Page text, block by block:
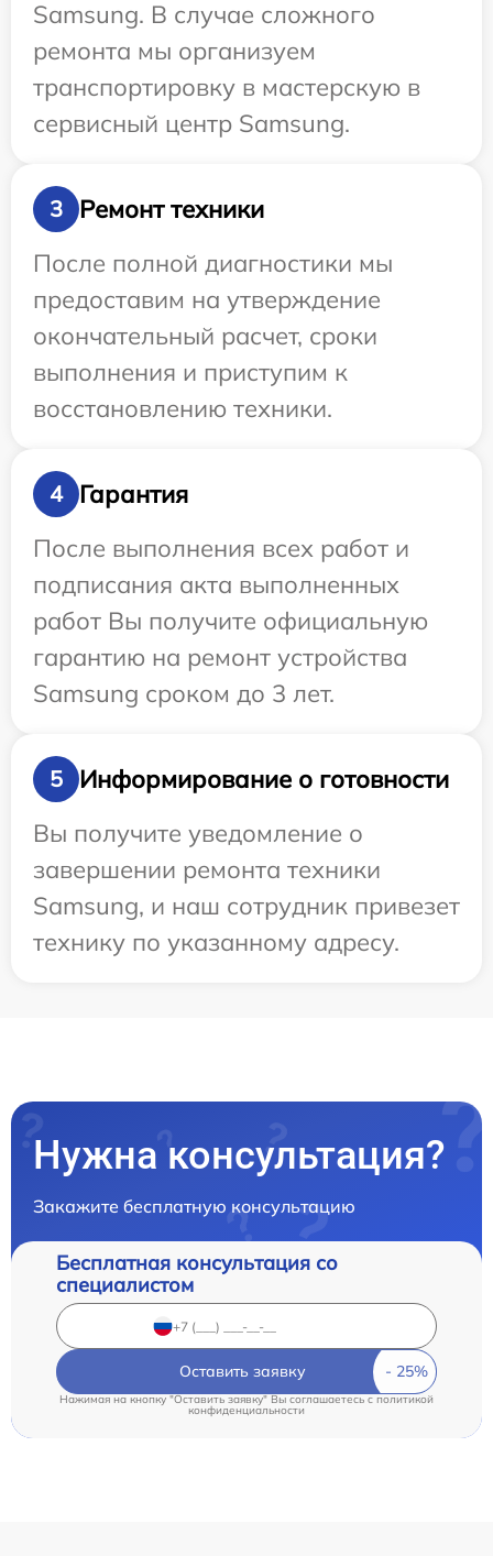
Samsung. В случае сложного
ремонта мы организуем
транспортировку в мастерскую в
сервисный центр Samsung.
3
Ремонт техники
После полной диагностики мы
предоставим на утверждение
окончательный расчет, сроки
выполнения и приступим к
восстановлению техники.
4
Гарантия
После выполнения всех работ и
подписания акта выполненных
работ Вы получите официальную
гарантию на ремонт устройства
Samsung сроком до 3 лет.
5
Информирование о готовности
Вы получите уведомление о
завершении ремонта техники
Samsung, и наш сотрудник привезет
технику по указанному адресу.
Нужна консультация?
Закажите бесплатную консультацию
Бесплатная консультация со
специалистом
Оставить заявку
Нажимая на кнопку "Оставить заявку" Вы соглашаетесь c политикой
конфиденциальности